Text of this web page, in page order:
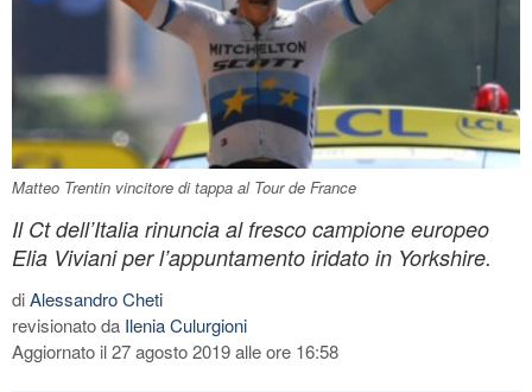
Matteo Trentin vincitore di tappa al Tour de France
Il Ct dell’Italia rinuncia al fresco campione europeo
Elia Viviani per l’appuntamento iridato in Yorkshire.
diAlessandro Cheti
revisionato da Ilenia Culurgioni
Aggiornato il 27 agosto 2019 alle ore 16:58